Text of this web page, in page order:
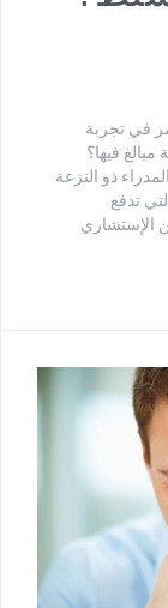
في تجربة
فيها؟
ذو النزعة
تدفع
الإستشاري